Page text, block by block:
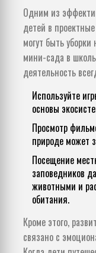
Одним из
детей в
могут быть
мини-сада в
деятельность
Используйте
основы
Просмотр
природе может
Посещение
заповедников
животными и
обитания.
Кроме этого,
связано с